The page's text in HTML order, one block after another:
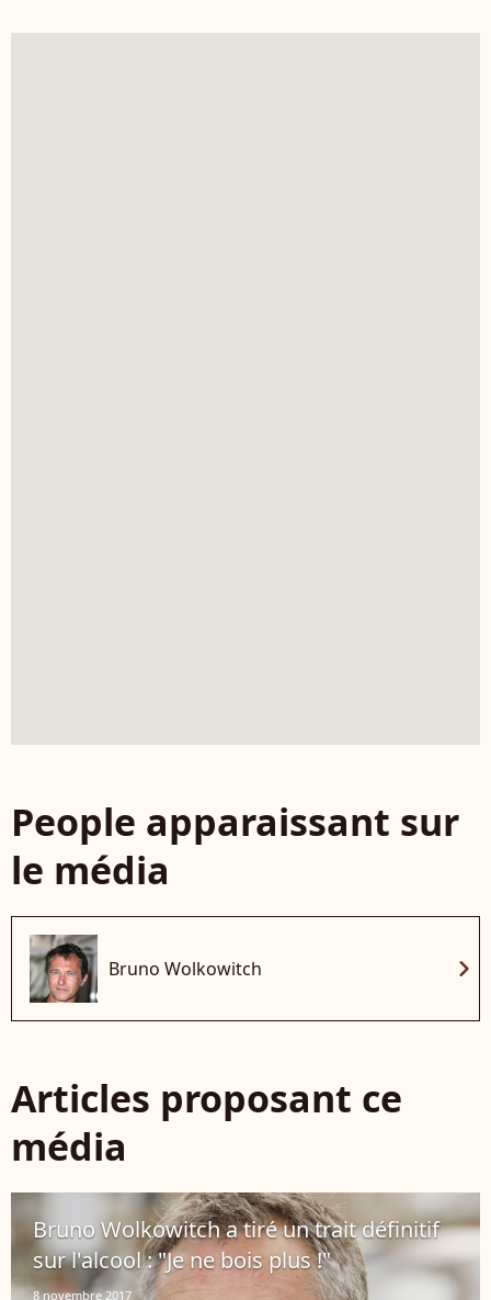
People apparaissant sur
le média
Bruno Wolkowitch chevron_right
Articles proposant ce
média
Bruno Wolkowitch a tiré un trait définitif
sur l'alcool : "Je ne bois plus !"
8 novembre 2017